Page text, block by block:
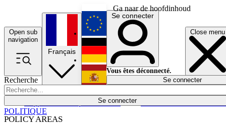
Ga naar de hoofdinhoud
Open sub
navigation
Close menu
Recherche
Se connecter
POLICY AREAS
Économie
Français
English
Deutsch
Español
Se connecter
Vous êtes déconnecté.
Se connecter
POLITIQUE